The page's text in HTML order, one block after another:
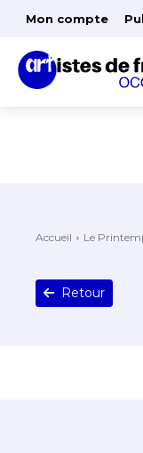
Mon compte
Accueil Le
Retour